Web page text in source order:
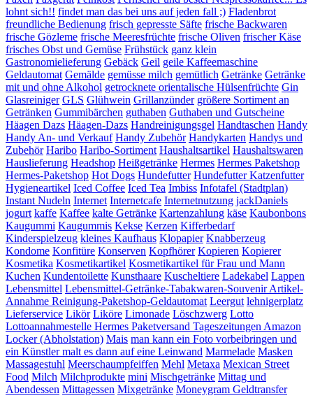
lohnt sich!! findet man das bei uns auf jeden fall ;) Fladenbrot
freundliche Bedienung frisch gepresste Säfte frische Backwaren
frische Gözleme frische Meeresfrüchte frische Oliven frischer Käse
frisches Obst und Gemüse Frühstück ganz klein
Gastronomielieferung Gebäck Geil geile Kaffeemaschine
Geldautomat Gemälde gemüsse milch gemütlich Getränke Getränke
mit und ohne Alkohol getrocknete orientalische Hülsenfrüchte Gin
Glasreiniger GLS Glühwein Grillanzünder größere Sortiment an
Getränken Gummibärchen guthaben Guthaben und Gutscheine
Häagen Dazs Häagen-Dazs Handreinigungsgel Handtaschen Handy
Handy An- und Verkauf Handy Zubehör Handykarten Handys und
Zubehör Haribo Haribo-Sortiment Haushaltsartikel Haushaltswaren
Hauslieferung Headshop Heißgetränke Hermes Hermes Paketshop
Hermes-Paketshop Hot Dogs Hundefutter Hundefutter Katzenfutter
Hygieneartikel Iced Coffee Iced Tea Imbiss Infotafel (Stadtplan)
Instant Nudeln Internet Internetcafe Internetnutzung jackDaniels
jogurt kaffe Kaffee kalte Getränke Kartenzahlung käse Kaubonbons
Kaugummi Kaugummis Kekse Kerzen Kifferbedarf
Kinderspielzeug kleines Kaufhaus Klopapier Knabberzeug
Kondome Konfitüre Konserven Kopfhörer Kopieren Kopierer
Kosmetika Kosmetikartikel Kosmetikartikel für Frau und Mann
Kuchen Kundentoilette Kunsthaare Kuscheltiere Ladekabel Lappen
Lebensmittel Lebensmittel-Getränke-Tabakwaren-Souvenir Artikel-
Annahme Reinigung-Paketshop-Geldautomat Leergut lehnigerplatz
Lieferservice Likör Liköre Limonade Löschzwerg Lotto
Lottoannahmestelle Hermes Paketversand Tageszeitungen Amazon
Locker (Abholstation) Mais man kann ein Foto vorbeibringen und
ein Künstler malt es dann auf eine Leinwand Marmelade Masken
Massagestuhl Meerschaumpfeiffen Mehl Metaxa Mexican Street
Food Milch Milchprodukte mini Mischgetränke Mittag und
Abendessen Mittagessen Mixgetränke Moneygram Geldtransfer